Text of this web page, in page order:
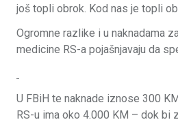
još topli obrok. Kod nas je topli
Ogromne razlike i u naknadama
medicine RS-a pojašnjavaju da
U FBiH te naknade iznose 300
RS-u ima oko 4.000 KM – dok bi